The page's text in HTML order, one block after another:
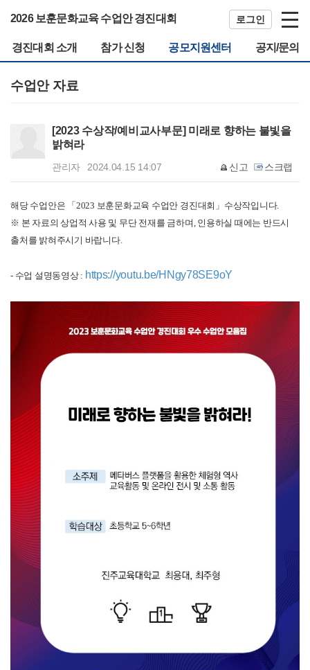
2026 보훈문화교육 수업안 경진대회 로그인
경진대회 소개 참가 신청 공모지원센터 공지/문의
수업안 자료
[2023 수상작/예비교사부문] 미래로 향하는 불빛을
밝혀라
관리자 2024.04.15 14:07 신고 스크랩
해당 수업안은 「2023 보훈문화교육 수업안 경진대회」수상작입니다.
※ 본 자료의 상업적 사용 및 무단 전재를 금하며, 인용하실 때에는 반드시
출처를 밝혀주시기 바랍니다.
- 수업 설명동영상 : https://youtu.be/HNgy78SE9oY